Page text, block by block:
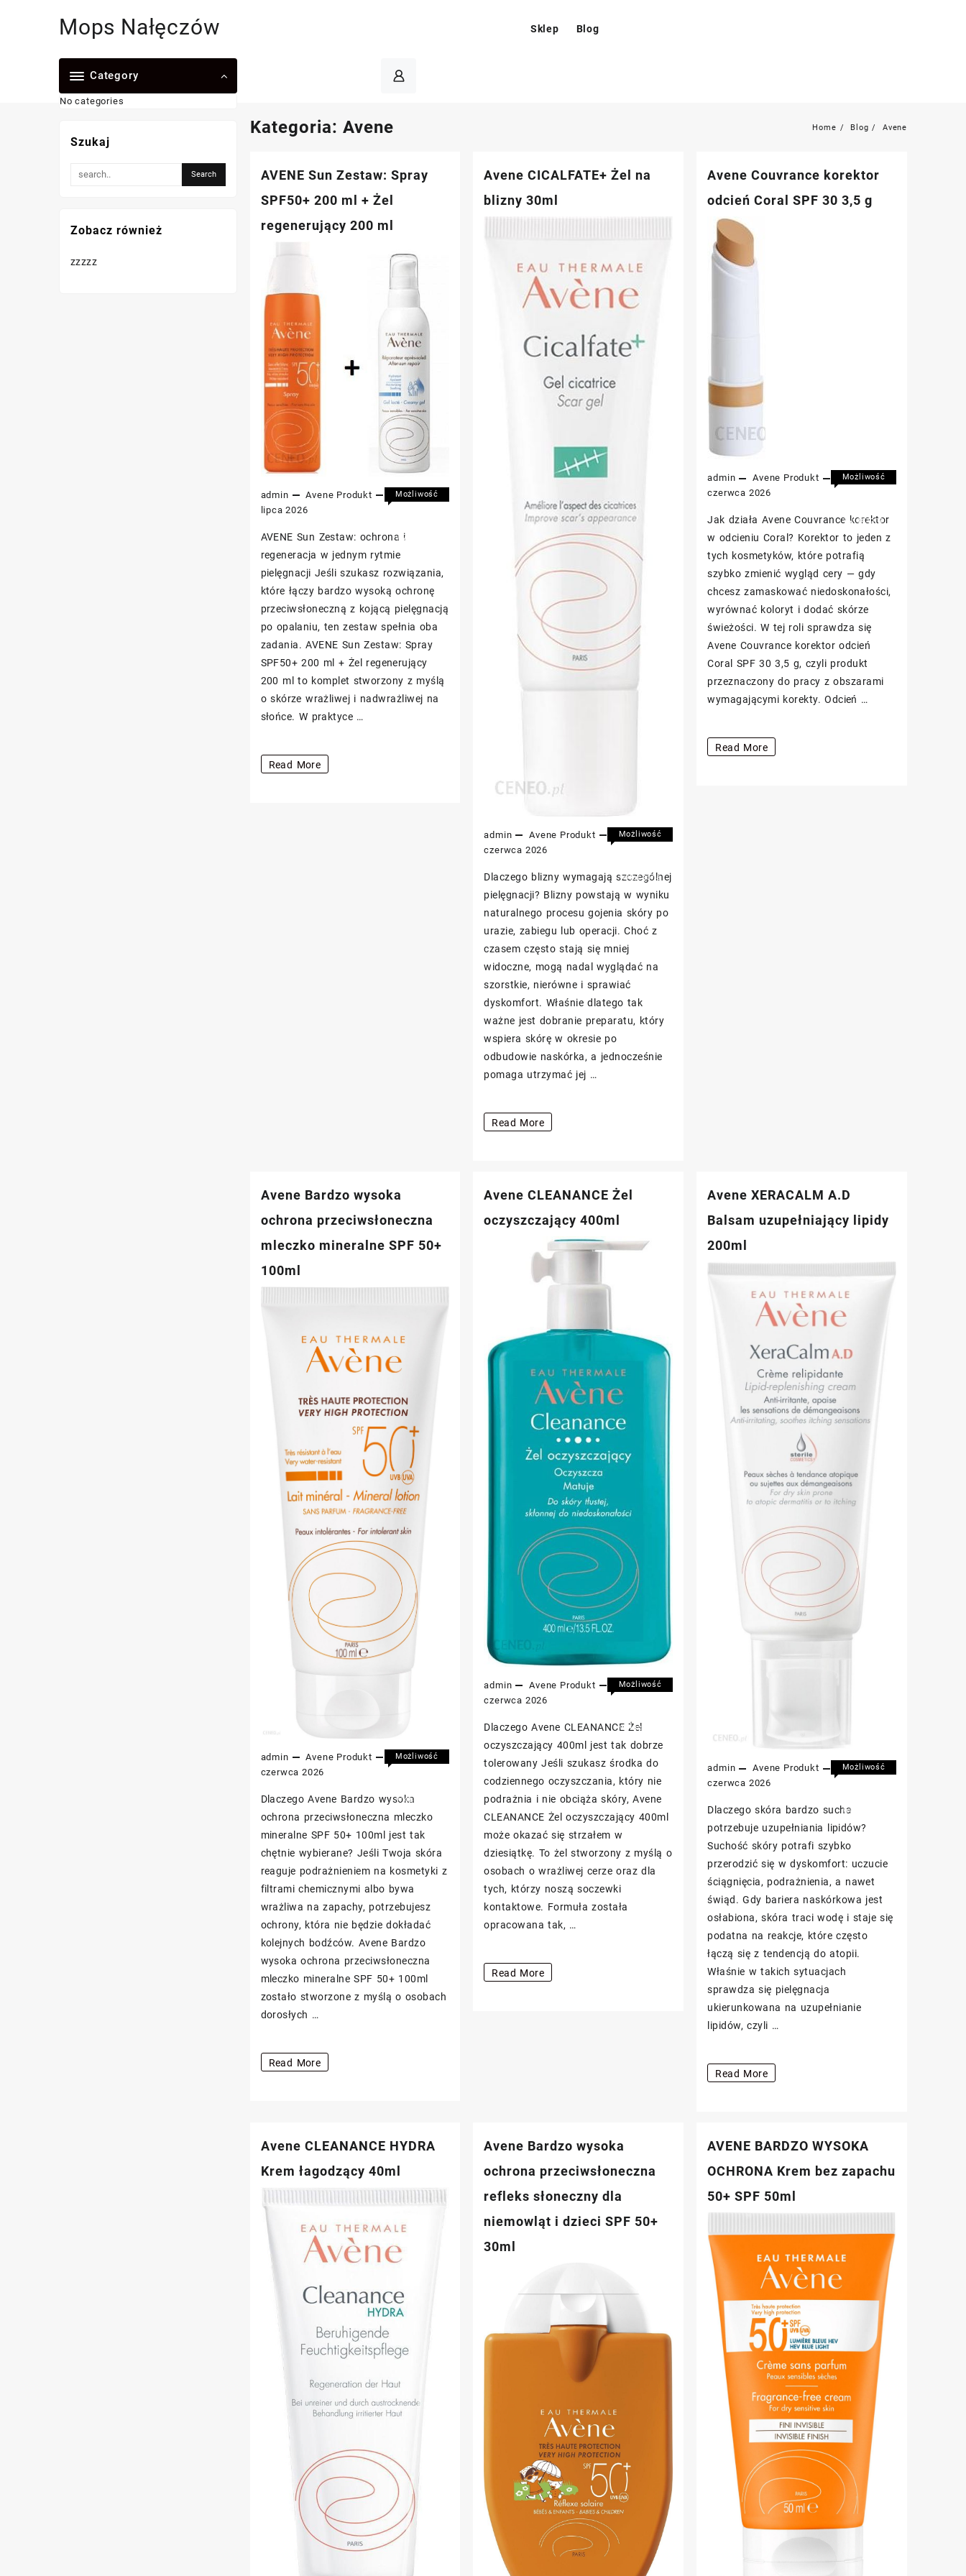
Mops Nałęczów Sklep Blog
Category
No categories
Kategoria: Avene Home Blog Avene
AVENE Sun Zestaw: Spray
SPF50+ 200 ml + Żel
regenerujący 200 ml
admin Avene Produkt
lipca 2026
Możliwość
komentowania
Sun
SPF50+
200
ml
+
regenerujący
200
ml
wyłączona
AVENE Sun Zestaw: ochrona i
regeneracja w jednym rytmie
pielęgnacji Jeśli szukasz rozwiązania,
które łączy bardzo wysoką ochronę
przeciwsłoneczną z kojącą pielęgnacją
po opalaniu, ten zestaw spełnia oba
zadania. AVENE Sun Zestaw: Spray
SPF50+ 200 ml + Żel regenerujący
200 ml to komplet stworzony z myślą
o skórze wrażliwej i nadwrażliwej na
słońce. W praktyce …
AVENE
Read More
Avene CICALFATE+ Żel na
blizny 30ml
admin Avene Produkt
30
czerwca 2026
Możliwość
komentowania
CICALFATE+
Żel
blizny
30ml
wyłączona
Dlaczego blizny wymagają szczególnej
pielęgnacji? Blizny powstają w wyniku
naturalnego procesu gojenia skóry po
urazie, zabiegu lub operacji. Choć z
czasem często stają się mniej
widoczne, mogą nadal wyglądać na
szorstkie, nierówne i sprawiać
dyskomfort. Właśnie dlatego tak
ważne jest dobranie preparatu, który
wspiera skórę w okresie po
odbudowie naskórka, a jednocześnie
pomaga utrzymać jej …
Avene
blizny
30ml
Read More
Avene Couvrance korektor
odcień Coral SPF 30 3,5 g
admin Avene Produkt
28
czerwca 2026
Możliwość
komentowania
Couvrance
korektor
Coral
SPF
30
3,5
wyłączona
Jak działa Avene Couvrance korektor
w odcieniu Coral? Korektor to jeden z
tych kosmetyków, które potrafią
szybko zmienić wygląd cery — gdy
chcesz zamaskować niedoskonałości,
wyrównać koloryt i dodać skórze
świeżości. W tej roli sprawdza się
Avene Couvrance korektor odcień
Coral SPF 30 3,5 g, czyli produkt
przeznaczony do pracy z obszarami
wymagającymi korekty. Odcień …
Avene
Read More
Avene Bardzo wysoka
ochrona przeciwsłoneczna
mleczko mineralne SPF 50+
100ml
admin Avene Produkt
27
czerwca 2026
Możliwość
komentowania
Bardzo
wysoka
przeciwsłoneczna
mleczko
mineralne
SPF
100ml
wyłączona
Dlaczego Avene Bardzo wysoka
ochrona przeciwsłoneczna mleczko
mineralne SPF 50+ 100ml jest tak
chętnie wybierane? Jeśli Twoja skóra
reaguje podrażnieniem na kosmetyki z
filtrami chemicznymi albo bywa
wrażliwa na zapachy, potrzebujesz
ochrony, która nie będzie dokładać
kolejnych bodźców. Avene Bardzo
wysoka ochrona przeciwsłoneczna
mleczko mineralne SPF 50+ 100ml
zostało stworzone z myślą o osobach
dorosłych …
Avene
mineralne
SPF
100ml
Read More
Avene CLEANANCE Żel
oczyszczający 400ml
admin Avene Produkt
26
czerwca 2026
Możliwość
komentowania
CLEANANCE
Żel
400ml
wyłączona
Dlaczego Avene CLEANANCE Żel
oczyszczający 400ml jest tak dobrze
tolerowany Jeśli szukasz środka do
codziennego oczyszczania, który nie
podrażnia i nie obciąża skóry, Avene
CLEANANCE Żel oczyszczający 400ml
może okazać się strzałem w
dziesiątkę. To żel stworzony z myślą o
osobach o wrażliwej cerze oraz dla
tych, którzy noszą soczewki
kontaktowe. Formuła została
opracowana tak, …
Avene
Read More
Avene XERACALM A.D
Balsam uzupełniający lipidy
200ml
admin Avene Produkt
25
czerwca 2026
Możliwość
XERACALM
A.D
lipidy
200ml
wyłączona
Dlaczego skóra bardzo sucha
potrzebuje uzupełniania lipidów?
Suchość skóry potrafi szybko
przerodzić się w dyskomfort: uczucie
ściągnięcia, podrażnienia, a nawet
świąd. Gdy bariera naskórkowa jest
osłabiona, skóra traci wodę i staje się
podatna na reakcje, które często
łączą się z tendencją do atopii.
Właśnie w takich sytuacjach
sprawdza się pielęgnacja
ukierunkowana na uzupełnianie
lipidów, czyli …
Avene
uzupełniający
lipidy
Read More
Avene CLEANANCE HYDRA
Krem łagodzący 40ml
Avene Bardzo wysoka
ochrona przeciwsłoneczna
refleks słoneczny dla
niemowląt i dzieci SPF 50+
30ml
AVENE BARDZO WYSOKA
OCHRONA Krem bez zapachu
50+ SPF 50ml
Szukaj
Zobacz również
zzzzz